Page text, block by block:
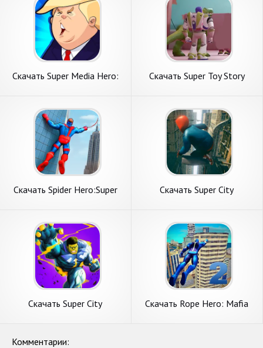
Скачать Super Media Hero:
Андроид
Скачать Super Toy Story
на Андроид
Скачать Spider Hero:Super
Скачать Super City
Андроид
Скачать Super City
Скачать Rope Hero: Mafia
Комментарии: